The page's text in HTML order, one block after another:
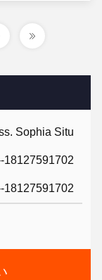
Sophia Situ
18127591702
18127591702